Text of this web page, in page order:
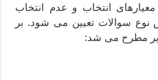
انتخاب و عدم انتخاب
نوع سوالات تعیین می شود. بر
مطرح می شد: